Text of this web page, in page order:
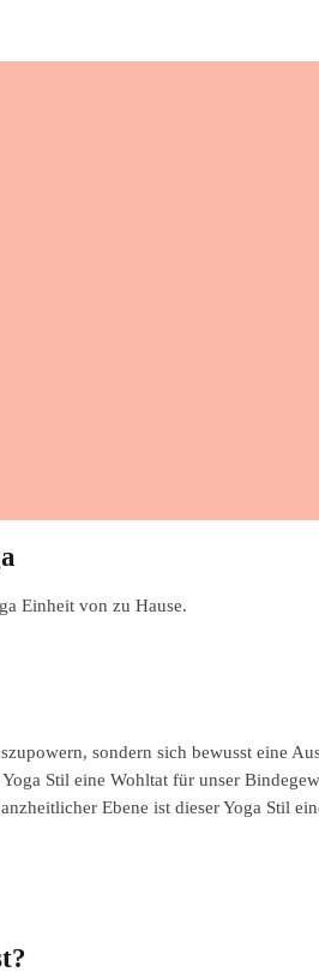
Einheit von zu Hause.
sondern sich bewusst eine
Stil eine Wohltat für unser
Ebene ist dieser Yoga Stil